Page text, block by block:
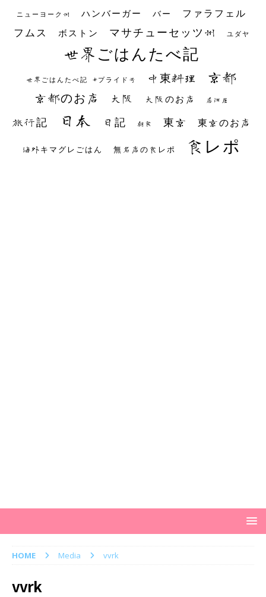
ニューヨーク州 ハンバーガー バー ファラフェル
フムス ボストン マサチューセッツ州 ユダヤ
世界ごはんたべ記
世界ごはんたべ記 #プライド号 中東料理 京都
京都のお店 大阪 大阪のお店 居酒屋
旅行記 日本 日記 朝食 東京 東京のお店
海外キマグレごはん 無名店の食レポ 食レポ
HOME Media vvrk
vvrk